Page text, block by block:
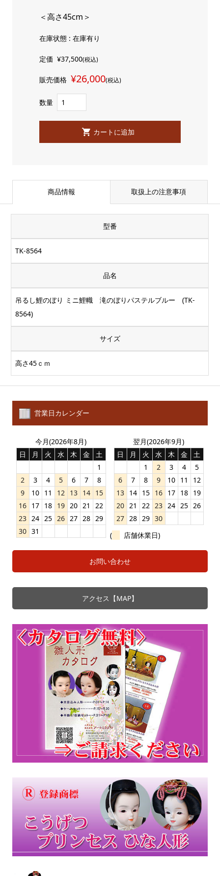
＜高さ45cm＞
在庫状態 : 在庫有り
定価 ¥37,500(税込)
販売価格 ¥26,000(税込)
数量
商品情報 取扱上の注意事項
型番
TK-8564
品名
吊るし鯉のぼり ミニ鯉幟 滝のぼりパステルブルー (TK-
8564)
サイズ
高さ45ｃｍ
営業日カレンダー
今月(2026年8月)
日
月 火 水 木 金
土
1
2
3 4 5 6 7
8
9
10 11 12 13 14 15
16 17 18 19 20 21
22
23 24 25 26 27 28 29
30 31
翌月(2026年9月)
日
月 火 水 木 金
土
1
2 3 4
5
6
7 8 9 10 11
12
13 14 15 16 17 18 19
20 21 22 23 24 25 26
27 28 29 30
(
店舗休業日)
お問い合わせ
アクセス【MAP】